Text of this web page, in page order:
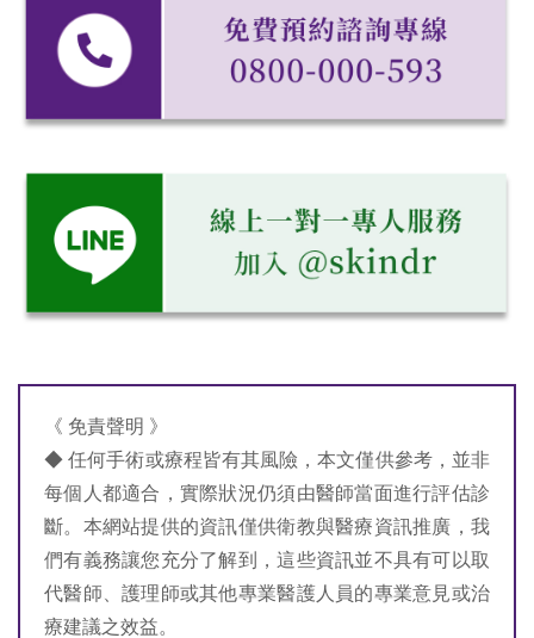
《 免責聲明 》
◆ 任何手術或療程皆有其風險，本文僅供參考，並非
每個人都適合，實際狀況仍須由醫師當面進行評估診
斷。本網站提供的資訊僅供衛教與醫療資訊推廣，我
們有義務讓您充分了解到，這些資訊並不具有可以取
代醫師、護理師或其他專業醫護人員的專業意見或治
療建議之效益。